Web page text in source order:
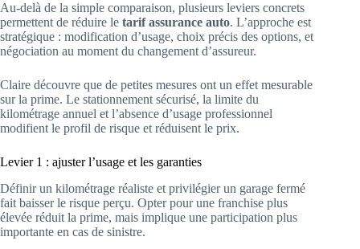
Au-delà de la simple comparaison, plusieurs leviers concrets
permettent de réduire le tarif assurance auto. L’approche est
stratégique : modification d’usage, choix précis des options, et
négociation au moment du changement d’assureur.
Claire découvre que de petites mesures ont un effet mesurable
sur la prime. Le stationnement sécurisé, la limite du
kilométrage annuel et l’absence d’usage professionnel
modifient le profil de risque et réduisent le prix.
Levier 1 : ajuster l’usage et les garanties
Définir un kilométrage réaliste et privilégier un garage fermé
fait baisser le risque perçu. Opter pour une franchise plus
élevée réduit la prime, mais implique une participation plus
importante en cas de sinistre.